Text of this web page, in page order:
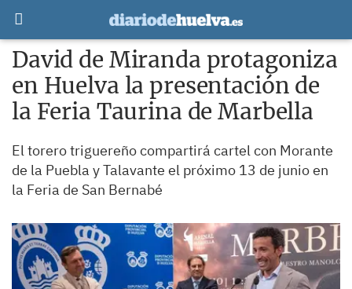
David de Miranda protagoniza
en Huelva la presentación de
la Feria Taurina de Marbella
El torero triguereño compartirá cartel con Morante
de la Puebla y Talavante el próximo 13 de junio en
la Feria de San Bernabé